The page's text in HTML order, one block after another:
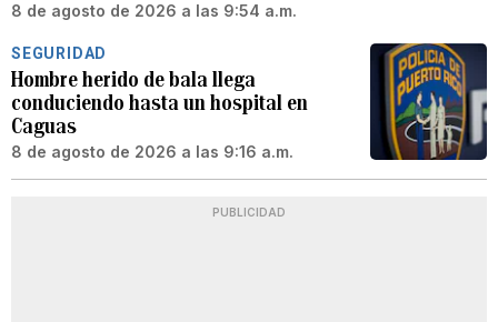
8 de agosto de 2026 a las 9:54 a.m.
SEGURIDAD
Hombre herido de bala llega
conduciendo hasta un hospital en
Caguas
8 de agosto de 2026 a las 9:16 a.m.
PUBLICIDAD